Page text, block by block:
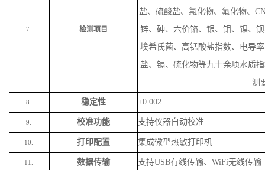
7. 检测项目
盐、硫酸盐、氯化物、氟化物、
锌、砷、六价铬、银、钼、镍、
埃希氏菌、高锰酸盐指数、电导
盐、镉、硫化物等九十余项水质
测
8. 稳定性 ±0.002
9. 校准功能 支持仪器自动校准
10. 打印配置 集成微型热敏打印机
11. 数据传输 支持USB有线传输、WiFi无线传输